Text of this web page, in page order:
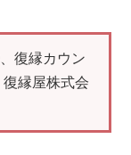
復縁カウン
縁屋株式会